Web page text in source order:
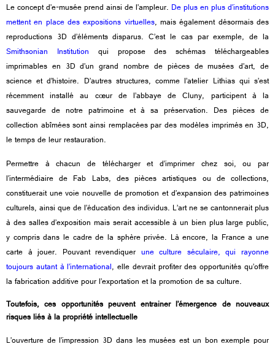
Le concept d’e-musée prend ainsi de l’ampleur. De plus en plus d’institutions
mettent en place des expositions virtuelles, mais également désormais des
reproductions 3D d’éléments disparus. C’est le cas par exemple, de la
Smithsonian Institution qui propose des schémas téléchargeables
imprimables en 3D d’un grand nombre de pièces de musées d’art, de
science et d’histoire. D’autres structures, comme l’atelier Lithias qui s’est
récemment installé au cœur de l’abbaye de Cluny, participent à la
sauvegarde de notre patrimoine et à sa préservation. Des pièces de
collection abîmées sont ainsi remplacées par des modèles imprimés en 3D,
le temps de leur restauration.
Permettre à chacun de télécharger et d’imprimer chez soi, ou par
l’intermédiaire de Fab Labs, des pièces artistiques ou de collections,
constituerait une voie nouvelle de promotion et d’expansion des patrimoines
culturels, ainsi que de l’éducation des individus. L’art ne se cantonnerait plus
à des salles d’exposition mais serait accessible à un bien plus large public,
y compris dans le cadre de la sphère privée. Là encore, la France a une
carte à jouer. Pouvant revendiquer une culture séculaire, qui rayonne
toujours autant à l’international, elle devrait profiter des opportunités qu’offre
la fabrication additive pour l’exportation et la promotion de sa culture.
Toutefois, ces opportunités peuvent entrainer l’émergence de nouveaux
risques liés à la propriété intellectuelle